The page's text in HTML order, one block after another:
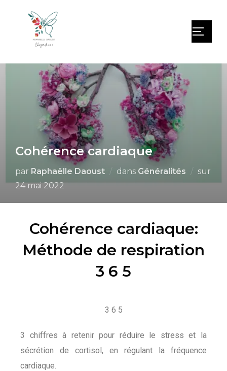
Cohérence cardiaque
par Raphaëlle Daoust dans Généralités
sur
24 mai 2022
Cohérence cardiaque:
Méthode de respiration
3 6 5
3 6 5
3 chiffres à retenir pour réduire le stress et la
sécrétion de cortisol, en régulant la fréquence
cardiaque.